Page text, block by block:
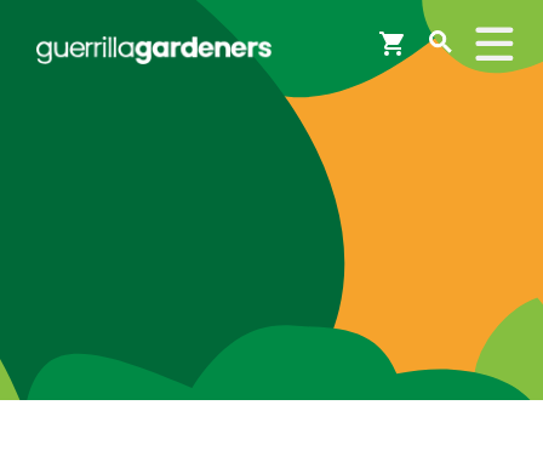
Webshop
Workshops
Tips & Inspiratie
Op de kaart